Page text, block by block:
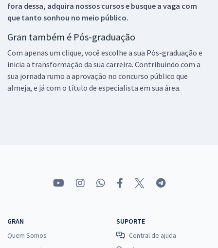
fora dessa, adquira nossos cursos e busque a vaga com
que tanto sonhou no meio público.
Gran também é Pós-graduação
Com apenas um clique, você escolhe a sua Pós-graduação e
inicia a transformação da sua carreira. Contribuindo com a
sua jornada rumo a aprovação no concurso público que
almeja, e já com o título de especialista em sua área.
GRAN
Quem Somos
SUPORTE
Central de ajuda